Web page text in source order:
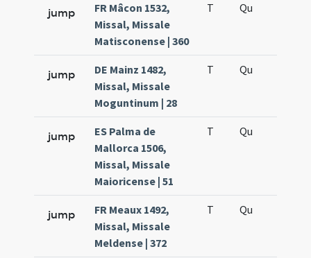
jump
FR Mâcon 1532,
Missal, Missale
Matisconense | 360
T Qu
jump
DE Mainz 1482,
Missal, Missale
Moguntinum | 28
T Qu
jump
ES Palma de
Mallorca 1506,
Missal, Missale
Maioricense | 51
T Qu
jump
FR Meaux 1492,
Missal, Missale
Meldense | 372
T Qu